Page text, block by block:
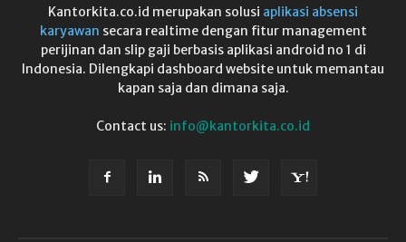
Kantorkita.co.id merupakan solusi aplikasi absensi
karyawan secara realtime dengan fitur management
perijinan dan slip gaji berbasis aplikasi android no 1 di
Indonesia. Dilengkapi dashboard website untuk memantau
kapan saja dan dimana saja.
Contact us: info@kantorkita.co.id